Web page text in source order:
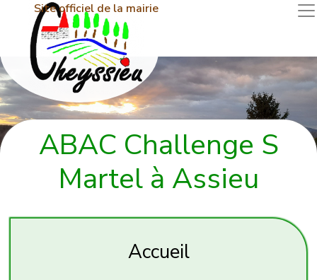
Site officiel de la mairie
ABAC Challenge S
Martel à Assieu
Accueil